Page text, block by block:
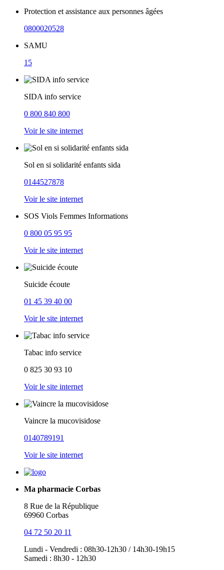
Protection et assistance aux personnes âgées
0800020528
SAMU
15
SIDA info service
0 800 840 800
Voir le site internet
Sol en si solidarité enfants sida
0144527878
Voir le site internet
SOS Viols Femmes Informations
0 800 05 95 95
Voir le site internet
Suicide écoute
01 45 39 40 00
Voir le site internet
Tabac info service
0 825 30 93 10
Voir le site internet
Vaincre la mucovisidose
0140789191
Voir le site internet
Ma pharmacie Corbas
8 Rue de la République
69960 Corbas
04 72 50 20 11
Lundi - Vendredi : 08h30-12h30 / 14h30-19h15
Samedi : 8h30 - 12h30